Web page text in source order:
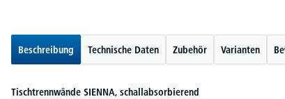
Beschreibung Technische Daten Zubehör Varianten
Tischtrennwände SIENNA, schallabsorbierend